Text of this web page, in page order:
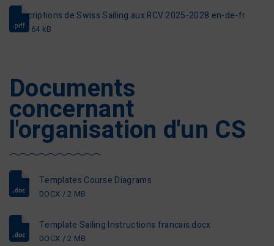
Prescriptions de Swiss Sailing aux RCV 2025-2028 en-de-fr
PDF / 64 kB
Documents
concernant
l'organisation d'un CS
Templates Course Diagrams
DOCX / 2 MB
Template Sailing Instructions francais.docx
DOCX / 2 MB